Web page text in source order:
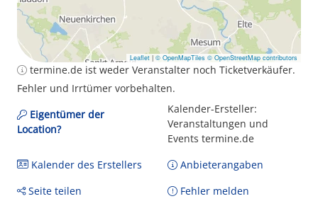
Leaflet | © OpenMapTiles © OpenStreetMap contributors
termine.de ist weder Veranstalter noch Ticketverkäufer.
Fehler und Irrtümer vorbehalten.
Eigentümer der
Location?
Kalender-Ersteller:
Veranstaltungen und
Events termine.de
Kalender des Erstellers
Anbieterangaben
Seite teilen
Fehler melden